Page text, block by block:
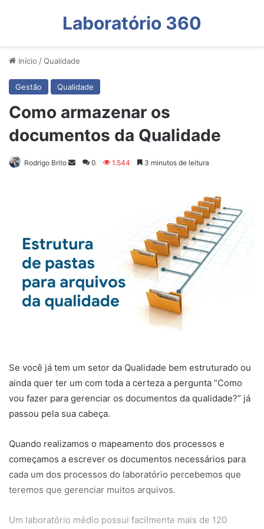
Laboratório 360
Início /Qualidade
Gestão Qualidade
Como armazenar os
documentos da Qualidade
Rodrigo Brito
Mande
0 1.544 3 minutos de leitura
Se você já tem um setor da Qualidade bem estruturado ou
ainda quer ter um com toda a certeza a pergunta “Como
vou fazer para gerenciar os documentos da qualidade?” já
passou pela sua cabeça.
Quando realizamos o mapeamento dos processos e
começamos a escrever os documentos necessários para
cada um dos processos do laboratório percebemos que
teremos que gerenciar muitos arquivos.
Um laboratório médio possui facilmente mais de 120